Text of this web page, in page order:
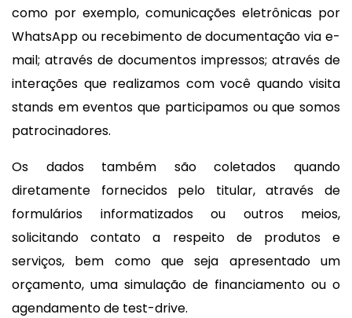
como por exemplo, comunicações eletrônicas por
WhatsApp ou recebimento de documentação via e-
mail; através de documentos impressos; através de
interações que realizamos com você quando visita
stands em eventos que participamos ou que somos
patrocinadores.
Os dados também são coletados quando
diretamente fornecidos pelo titular, através de
formulários informatizados ou outros meios,
solicitando contato a respeito de produtos e
serviços, bem como que seja apresentado um
orçamento, uma simulação de financiamento ou o
agendamento de test-drive.